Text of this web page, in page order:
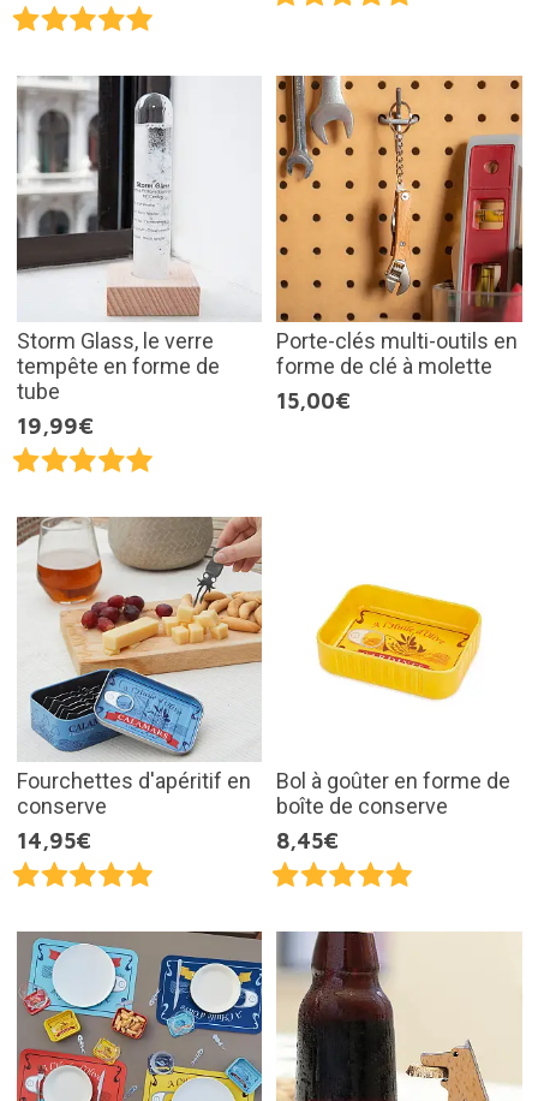
Storm Glass, le verre
tempête en forme de
tube
19,99€
Porte-clés multi-outils en
forme de clé à molette
15,00€
Fourchettes d'apéritif en
conserve
14,95€
Bol à goûter en forme de
boîte de conserve
8,45€